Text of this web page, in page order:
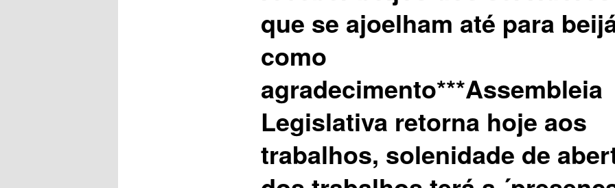
que se ajoelham até para
como
agradecimento***Assembleia
Legislativa retorna hoje aos
trabalhos, solenidade de